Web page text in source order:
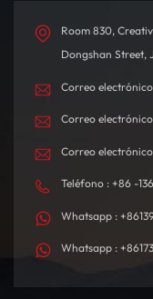
Room 830,
Dongshan Street,
Correo
Correo
Correo
Teléfono : +86 -
Whatsapp :
Whatsapp :